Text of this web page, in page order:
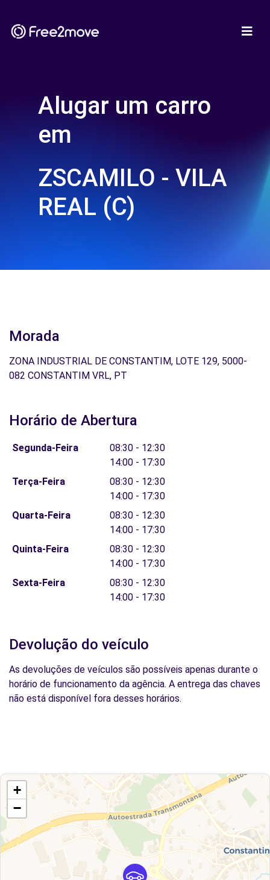
Alugar um carro
em
ZSCAMILO - VILA
REAL (C)
Morada
ZONA INDUSTRIAL DE CONSTANTIM, LOTE 129, 5000-
082 CONSTANTIM VRL, PT
Horário de Abertura
Segunda-Feira
08:30 - 12:30
14:00 - 17:30
Terça-Feira
08:30 - 12:30
14:00 - 17:30
Quarta-Feira
08:30 - 12:30
14:00 - 17:30
Quinta-Feira
08:30 - 12:30
14:00 - 17:30
Sexta-Feira
08:30 - 12:30
14:00 - 17:30
Devolução do veículo
As devoluções de veículos são possíveis apenas durante o
horário de funcionamento da agência. A entrega das chaves
não está disponível fora desses horários.
+
−